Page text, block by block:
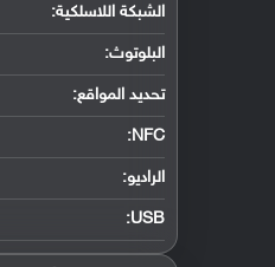
الشبكة اللاسلكية:
البلوتوث:
تحديد المواقع:
NFC
:
الراديو:
USB
: